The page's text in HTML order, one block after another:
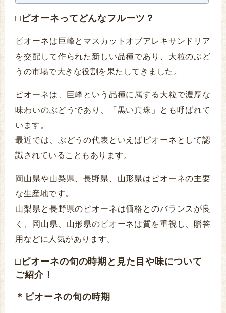
□ピオーネってどんなフルーツ？
ピオーネは巨峰とマスカットオブアレキサンドリア
を交配して作られた新しい品種であり、大粒のぶど
うの市場で大きな役割を果たしてきました。
ピオーネは、巨峰という品種に属する大粒で濃厚な
味わいのぶどうであり、「黒い真珠」とも呼ばれて
います。
最近では、ぶどうの代表といえばピオーネとして認
識されていることもあります。
岡山県や山梨県、長野県、山形県はピオーネの主要
な生産地です。
山梨県と長野県のピオーネは価格とのバランスが良
く、岡山県、山形県のピオーネは質を重視し、贈答
用などに人気があります。
□ピオーネの旬の時期と見た目や味について
ご紹介！
＊ピオーネの旬の時期